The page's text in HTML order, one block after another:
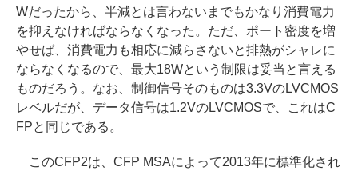
Wだったから、半減とは言わないまでもかなり消費電力
を抑えなければならなくなった。ただ、ポート密度を増
やせば、消費電力も相応に減らさないと排熱がシャレに
ならなくなるので、最大18Wという制限は妥当と言える
ものだろう。なお、制御信号そのものは3.3VのLVCMOS
レベルだが、データ信号は1.2VのLVCMOSで、これはC
FPと同じである。
このCFP2は、CFP MSAによって2013年に標準化され